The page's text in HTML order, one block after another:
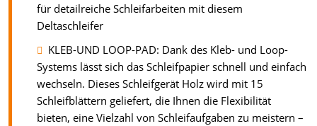
für detailreiche Schleifarbeiten mit diesem
Deltaschleifer
KLEB-UND LOOP-PAD: Dank des Kleb- und Loop-
Systems lässt sich das Schleifpapier schnell und einfach
wechseln. Dieses Schleifgerät Holz wird mit 15
Schleifblättern geliefert, die Ihnen die Flexibilität
bieten, eine Vielzahl von Schleifaufgaben zu meistern –